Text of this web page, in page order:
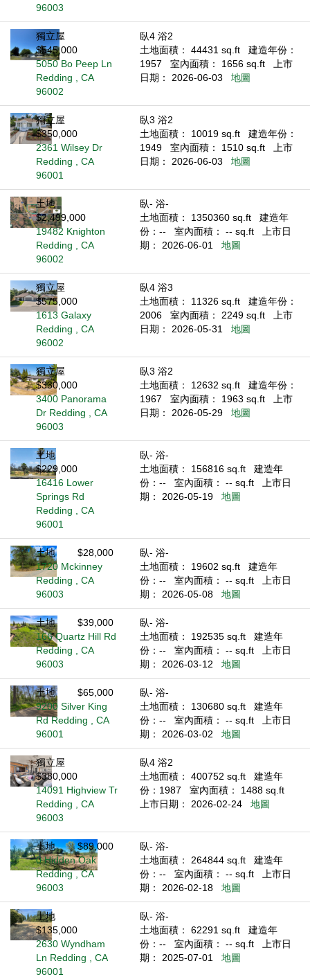
96003
獨立屋
$545,000
5050 Bo Peep Ln
Redding , CA
96002
臥4 浴2
土地面積： 44431 sq.ft
建造年份：
1957
室內面積： 1656 sq.ft
上市
日期： 2026-06-03
地圖
獨立屋
$350,000
2361 Wilsey Dr
Redding , CA
96001
臥3 浴2
土地面積： 10019 sq.ft
建造年份：
1949
室內面積： 1510 sq.ft
上市
日期： 2026-06-03
地圖
土地
$2,499,000
19482 Knighton
Redding , CA
96002
臥- 浴-
土地面積： 1350360 sq.ft
建造年
份：--
室內面積： -- sq.ft
上市日
期： 2026-06-01
地圖
獨立屋
$575,000
1613 Galaxy
Redding , CA
96002
臥4 浴3
土地面積： 11326 sq.ft
建造年份：
2006
室內面積： 2249 sq.ft
上市
日期： 2026-05-31
地圖
獨立屋
$330,000
3400 Panorama
Dr Redding , CA
96003
臥3 浴2
土地面積： 12632 sq.ft
建造年份：
1967
室內面積： 1963 sq.ft
上市
日期： 2026-05-29
地圖
土地
$229,000
16416 Lower
Springs Rd
Redding , CA
96001
臥- 浴-
土地面積： 156816 sq.ft
建造年
份：--
室內面積： -- sq.ft
上市日
期： 2026-05-19
地圖
土地
$28,000
1720 Mckinney
Redding , CA
96003
臥- 浴-
土地面積： 19602 sq.ft
建造年
份：--
室內面積： -- sq.ft
上市日
期： 2026-05-08
地圖
土地
$39,000
166 Quartz Hill Rd
Redding , CA
96003
臥- 浴-
土地面積： 192535 sq.ft
建造年
份：--
室內面積： -- sq.ft
上市日
期： 2026-03-12
地圖
土地
$65,000
9200 Silver King
Rd Redding , CA
96001
臥- 浴-
土地面積： 130680 sq.ft
建造年
份：--
室內面積： -- sq.ft
上市日
期： 2026-03-02
地圖
獨立屋
$380,000
14091 Highview Tr
Redding , CA
96003
臥4 浴2
土地面積： 400752 sq.ft
建造年
份：1987
室內面積： 1488 sq.ft
上市日期： 2026-02-24
地圖
土地
$89,000
0 Hidden Oak
Redding , CA
96003
臥- 浴-
土地面積： 264844 sq.ft
建造年
份：--
室內面積： -- sq.ft
上市日
期： 2026-02-18
地圖
土地
$135,000
2630 Wyndham
Ln Redding , CA
96001
臥- 浴-
土地面積： 62291 sq.ft
建造年
份：--
室內面積： -- sq.ft
上市日
期： 2025-07-01
地圖